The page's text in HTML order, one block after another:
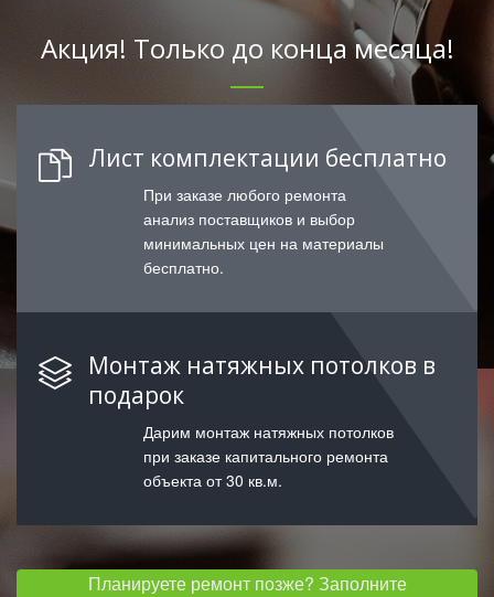
Акция! Только до конца месяца!
Лист комплектации бесплатно
При заказе любого ремонта
анализ поставщиков и выбор
минимальных цен на материалы
бесплатно.
Монтаж натяжных потолков в
подарок
Дарим монтаж натяжных потолков
при заказе капитального ремонта
объекта от 30 кв.м.
Планируете ремонт позже? Заполните